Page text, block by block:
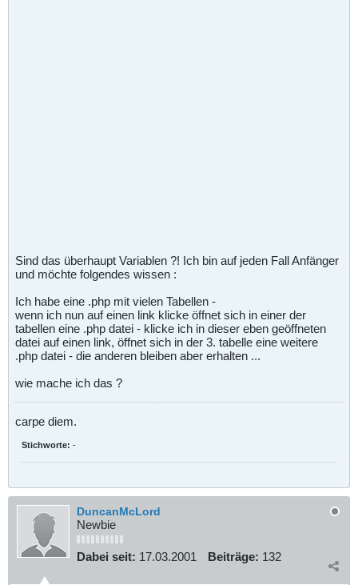
Sind das überhaupt Variablen ?! Ich bin auf jeden Fall Anfänger
und möchte folgendes wissen :
Ich habe eine .php mit vielen Tabellen -
wenn ich nun auf einen link klicke öffnet sich in einer der
tabellen eine .php datei - klicke ich in dieser eben geöffneten
datei auf einen link, öffnet sich in der 3. tabelle eine weitere
.php datei - die anderen bleiben aber erhalten ...
wie mache ich das ?
carpe diem.
Stichworte: -
DuncanMcLord
Newbie
Dabei seit: 17.03.2001 Beiträge: 132